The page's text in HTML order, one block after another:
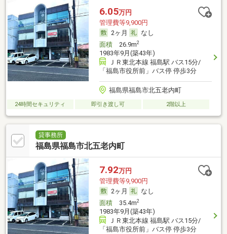
6.05万円
管理費等9,900円
2ヶ月
なし
面積26.9m2
1983年9月(築43年)
ＪＲ東北本線 福島駅 バス15分/
「福島市役所前」バス停 停歩3分
福島県福島市北五老内町
24時間セキュリティ 即引き渡し可 2階以上
貸事務所
福島県福島市北五老内町
7.92万円
管理費等9,900円
2ヶ月
なし
面積35.4m2
1983年9月(築43年)
ＪＲ東北本線 福島駅 バス15分/
「福島市役所前」バス停 停歩3分